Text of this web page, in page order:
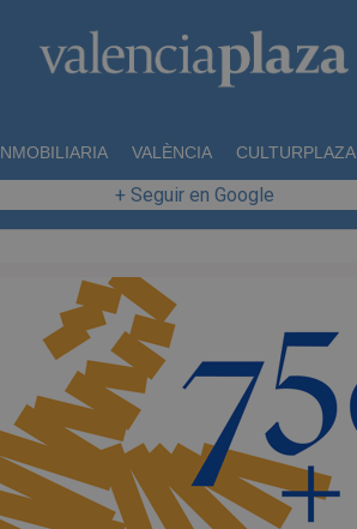
VALÈNCIA CULTURPLAZA
+ Seguir en Google